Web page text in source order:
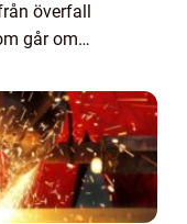
överfall
går om
B...